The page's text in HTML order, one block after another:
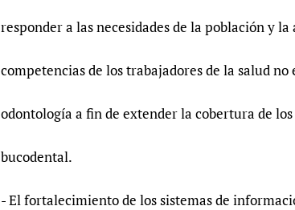
responder a las necesidades de la población y
competencias de los trabajadores de la salud no
odontología a fin de extender la cobertura de
bucodental.
- El fortalecimiento de los sistemas de